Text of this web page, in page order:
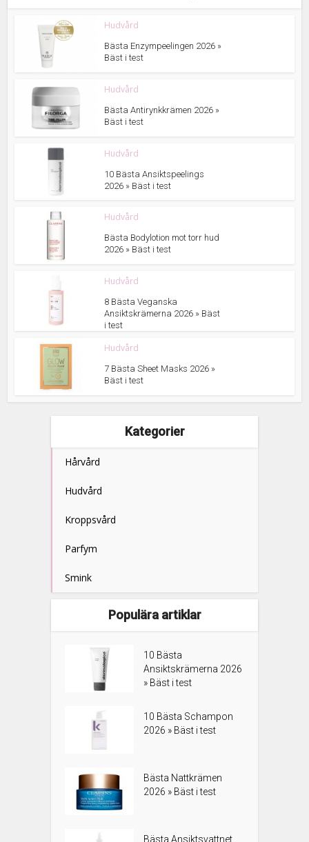
Hudvård
Bästa Enzympeelingen 2026 »
Bäst i test
Hudvård
Bästa Antirynkkrämen 2026 »
Bäst i test
Hudvård
10 Bästa Ansiktspeelings
2026 » Bäst i test
Hudvård
Bästa Bodylotion mot torr hud
2026 » Bäst i test
Hudvård
8 Bästa Veganska
Ansiktskrämerna 2026 » Bäst
i test
Hudvård
7 Bästa Sheet Masks 2026 »
Bäst i test
Kategorier
Hårvård
Hudvård
Kroppsvård
Parfym
Smink
Populära artiklar
10 Bästa
Ansiktskrämerna 2026
» Bäst i test
10 Bästa Schampon
2026 » Bäst i test
Bästa Nattkrämen
2026 » Bäst i test
Bästa Ansiktsvattnet